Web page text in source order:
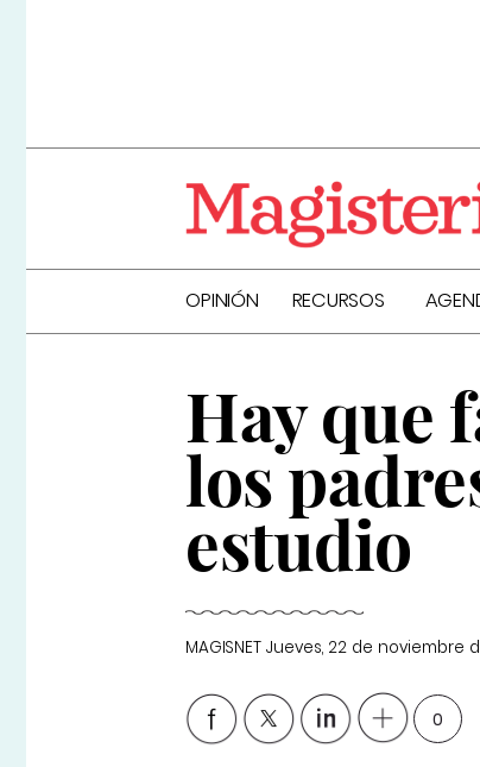
OPINIÓN RECURSOS
Hay que
los
estudio
MAGISNET Jueves, 22 de noviembre
0